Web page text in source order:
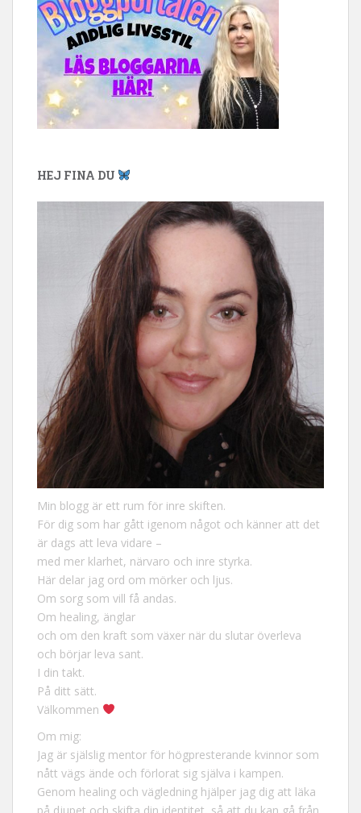
HEJ FINA DU
Min blogg är ett rum för inre skiften.
För dig som har gått igenom något och känner att det
är dags att leva vidare –
med mer klarhet, närvaro och inre styrka.
Här delar jag ord om mörker och ljus.
Om sorg som vill få andas.
Om healing, änglar
och om den kraft som växer när du slutar överleva
och börjar leva sant.
I din takt.
På ditt sätt.
Välkommen
Om mig:
Jag är själslig mentor för högpresterande kvinnor som
nått vägs ände och förlorat sig själva i kampen.
Genom healing och vägledning hjälper jag dig att läka